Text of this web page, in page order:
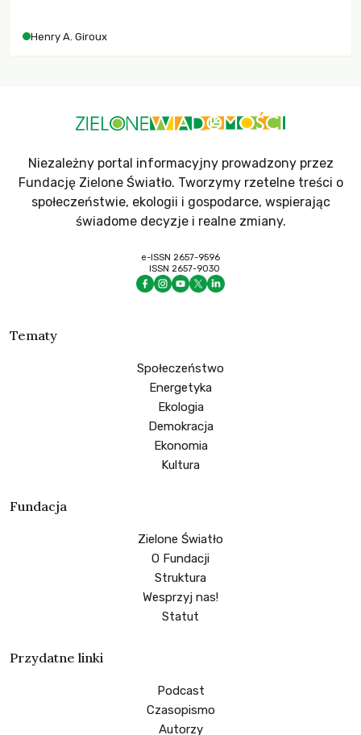
wychowają świadomych obywateli?
Henry A. Giroux
Niezależny portal informacyjny prowadzony przez
Fundację Zielone Światło. Tworzymy rzetelne treści o
społeczeństwie, ekologii i gospodarce, wspierając
świadome decyzje i realne zmiany.
e-ISSN 2657-9596
ISSN 2657-9030
Tematy
Społeczeństwo
Energetyka
Ekologia
Demokracja
Ekonomia
Kultura
Fundacja
Zielone Światło
O Fundacji
Struktura
Wesprzyj nas!
Statut
Przydatne linki
Podcast
Czasopismo
Autorzy